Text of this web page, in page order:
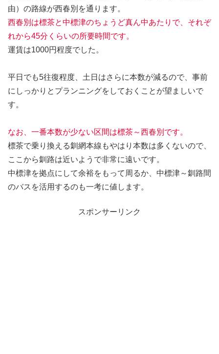
由）の路線が西春別を通ります。
西春別は標茶と中標津のちょうど真ん中あたりで、それぞ
れから45分くらいの所要時間です。
運賃は1000円程度でした。
平日でも5往復程度、土日はさらに本数が減るので、事前
にしっかりとプランニングをしておくことが望ましいで
す。
なお、一番本数が少ない区間は標茶～西春別です。
標茶で乗り換える釧網本線もやはり本数は多くないので、
ここから釧路は近いようで非常に遠いです。
中標津を拠点にして余裕をもって周るか、中標津～釧路間
のバスを活用するのも一考に値します。
スポンサーリンク